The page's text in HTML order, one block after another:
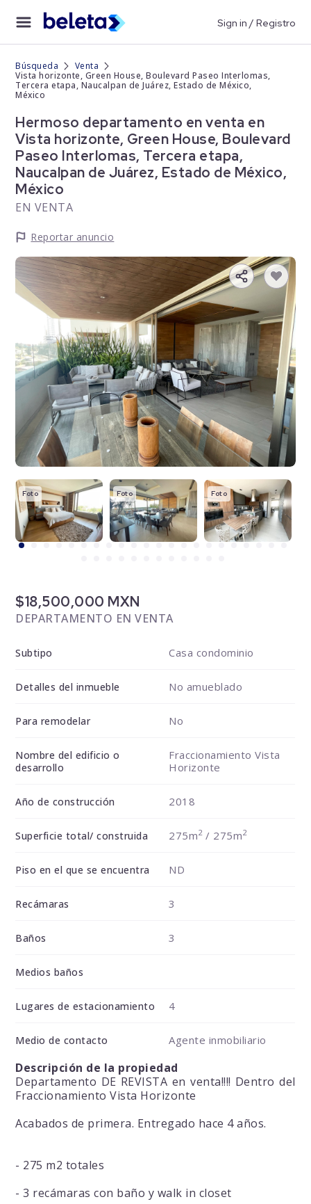
Sign in / Registro
Búsqueda
Venta
Vista horizonte, Green House, Boulevard Paseo Interlomas,
Tercera etapa, Naucalpan de Juárez, Estado de México,
México
Hermoso departamento en venta en
Vista horizonte, Green House, Boulevard
Paseo Interlomas, Tercera etapa,
Naucalpan de Juárez, Estado de México,
México
EN VENTA
Reportar anuncio
Foto Foto Foto
$18,500,000 MXN
DEPARTAMENTO EN VENTA
Subtipo Casa condominio
Detalles del inmueble No amueblado
Para remodelar No
Nombre del edificio o
desarrollo
Fraccionamiento Vista
Horizonte
Año de construcción 2018
Superficie total/ construida 275m2/ 275m2
Piso en el que se encuentra ND
Recámaras 3
Baños 3
Medios baños
Lugares de estacionamiento 4
Medio de contacto Agente inmobiliario
Descripción de la propiedad
Departamento DE REVISTA en venta!!!! Dentro del
Fraccionamiento Vista Horizonte
Acabados de primera. Entregado hace 4 años.
- 275 m2 totales
- 3 recámaras con baño y walk in closet